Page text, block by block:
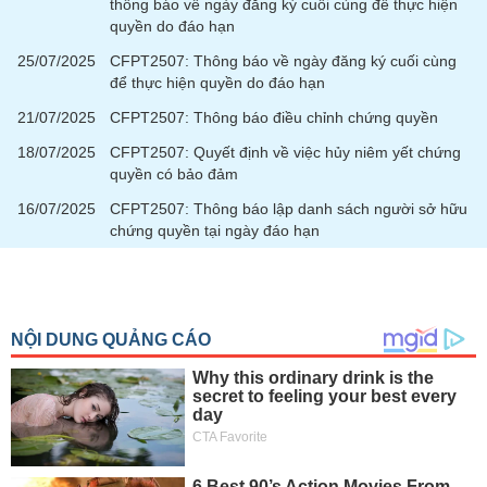
thông báo về ngày đăng ký cuối cùng để thực hiện
quyền do đáo hạn
25/07/2025
CFPT2507: Thông báo về ngày đăng ký cuối cùng
để thực hiện quyền do đáo hạn
21/07/2025
CFPT2507: Thông báo điều chỉnh chứng quyền
18/07/2025
CFPT2507: Quyết định về việc hủy niêm yết chứng
quyền có bảo đảm
16/07/2025
CFPT2507: Thông báo lập danh sách người sở hữu
chứng quyền tại ngày đáo hạn
đầu
chính
Dữ
liệu